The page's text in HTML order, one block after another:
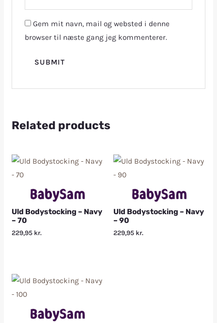
Gem mit navn, mail og websted i denne
browser til næste gang jeg kommenterer.
Related products
Uld Bodystocking – Navy
– 70
229,95 kr.
Uld Bodystocking – Navy
– 90
229,95 kr.